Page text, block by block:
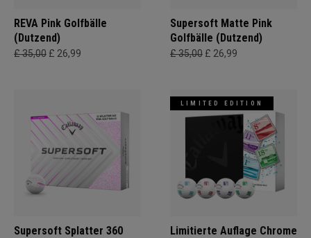
REVA Pink Golfbälle
(Dutzend)
£ 35,00 £ 26,99
Supersoft Matte Pink
Golfbälle (Dutzend)
£ 35,00 £ 26,99
Supersoft Splatter 360
LIMITED EDITION
Limitierte Auflage Chrome